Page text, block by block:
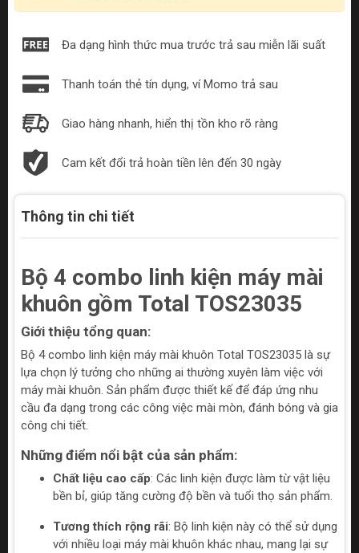
Đa dạng hình thức mua trước trả sau miễn lãi suất
Thanh toán thẻ tín dụng, ví Momo trả sau
Giao hàng nhanh, hiển thị tồn kho rõ ràng
Cam kết đổi trả hoàn tiền lên đến 30 ngày
Thông tin chi tiết
Bộ 4 combo linh kiện máy mài
khuôn gồm Total TOS23035
Giới thiệu tổng quan:
Bộ 4 combo linh kiện máy mài khuôn Total TOS23035 là sự
lựa chọn lý tưởng cho những ai thường xuyên làm việc với
máy mài khuôn. Sản phẩm được thiết kế để đáp ứng nhu
cầu đa dạng trong các công việc mài mòn, đánh bóng và gia
công chi tiết.
Những điểm nổi bật của sản phẩm:
Chất liệu cao cấp: Các linh kiện được làm từ vật liệu
bền bỉ, giúp tăng cường độ bền và tuổi thọ sản phẩm.
Tương thích rộng rãi: Bộ linh kiện này có thể sử dụng
với nhiều loại máy mài khuôn khác nhau, mang lại sự